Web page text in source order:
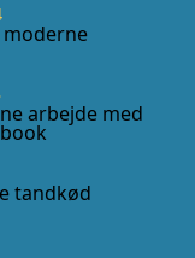
moderne
arbejde med
tandkød